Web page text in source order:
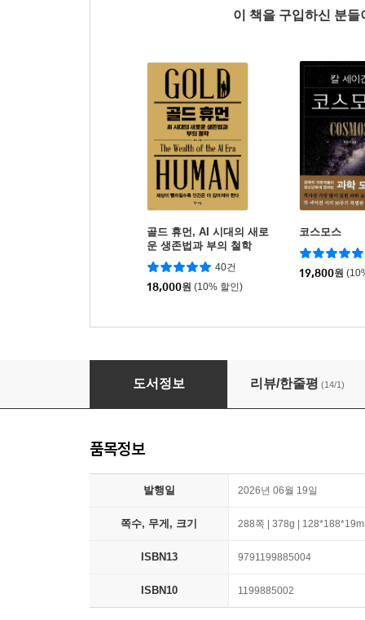
이 책을 구입하신 분
골드 휴먼, AI 시대의 새로
운 생존법과 부의 철학
40건
18,000원 (10% 할인)
코스모스
19,800원
스스로 돕는다는 것
도서정보 리뷰/한줄평 (14/1)
품목정보
발행일 2026년 06월 19일
쪽수, 무게, 크기 288쪽 | 378g |
ISBN13 9791199885004
ISBN10 1199885002